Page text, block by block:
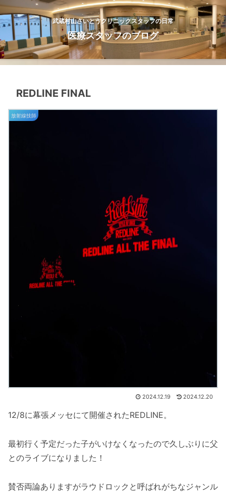
武蔵村山さいとうクリニックスタッフの日常
医療スタッフのブログ
REDLINE FINAL
放射線技師
2024.12.19 2024.12.20
12/8に幕張メッセにて開催されたREDLINE。
最初行く予定だった子がいけなくなったので久しぶりに父
とのライブになりました！
賛否両論ありますがラウドロックと呼ばれがちなジャンル